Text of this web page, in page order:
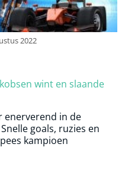
2022
wint en slaande
enerverend in de
goals, ruzies en
kampioen